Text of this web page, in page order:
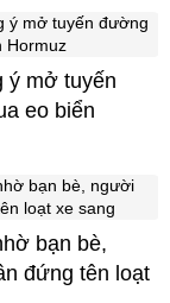
ý mở tuyến
eo biển
bạn bè,
đứng tên loạt